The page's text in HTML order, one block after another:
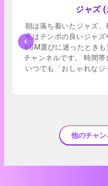
ジャズ
朝は落ち着いたジャズ、
夜はテンポの良いジャ
BGM選びに迷ったとき
チャンネルです。 時間帯
いつでも「おしゃれなジ
他のチャ